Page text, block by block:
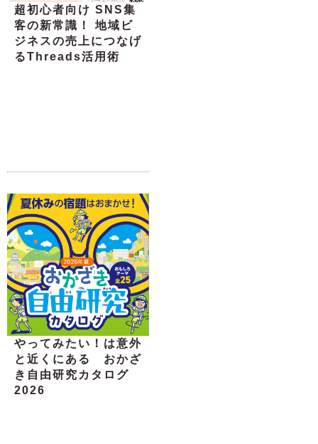
超初心者向け SNS集
客の新常識！ 地域ビ
ジネスの売上につなげ
るThreads活用術
やってみたい！は意外
と近くにある おかざ
き自由研究カタログ
2026